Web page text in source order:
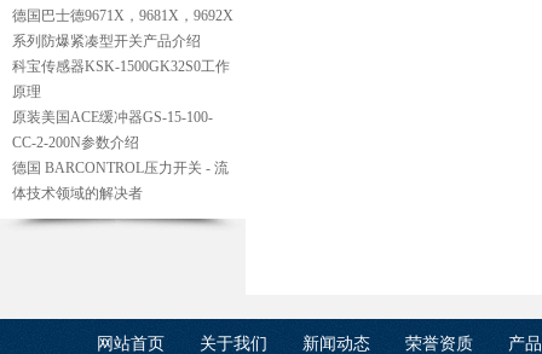
德国巴士德9671X，9681X，9692X
系列防爆紧凑型开关产品介绍
科宝传感器KSK-1500GK32S0工作
原理
原装美国ACE缓冲器GS-15-100-
CC-2-200N参数介绍
德国 BARCONTROL压力开关 - 流
体技术领域的解决者
网站首页 关于我们 新闻动态 荣誉资质 产